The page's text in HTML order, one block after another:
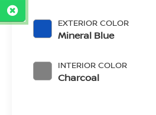
EXTERIOR COLOR
Mineral Blue
INTERIOR COLOR
Charcoal